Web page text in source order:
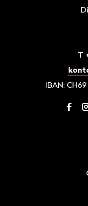
T
IBAN: